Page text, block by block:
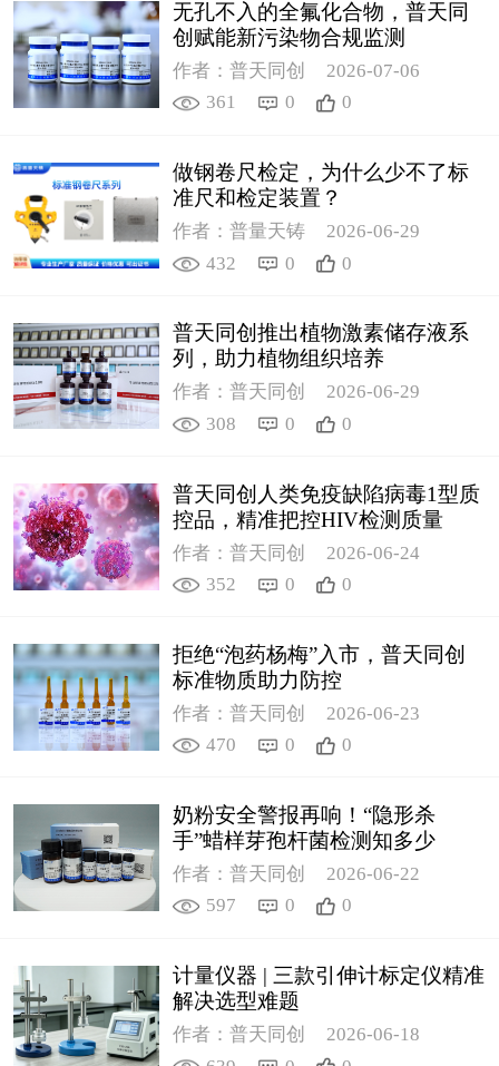
无孔不入的全氟化合物，普天同
创赋能新污染物合规监测
作者：普天同创
2026-07-06
361
0 0
做钢卷尺检定，为什么少不了标
准尺和检定装置？
作者：普量天铸
2026-06-29
432
0 0
普天同创推出植物激素储存液系
列，助力植物组织培养
作者：普天同创
2026-06-29
308
0 0
普天同创人类免疫缺陷病毒1型质
控品，精准把控HIV检测质量
作者：普天同创
2026-06-24
352
0 0
拒绝“泡药杨梅”入市，普天同创
标准物质助力防控
作者：普天同创
2026-06-23
470
0 0
奶粉安全警报再响！“隐形杀
手”蜡样芽孢杆菌检测知多少
作者：普天同创
2026-06-22
597
0 0
计量仪器 | 三款引伸计标定仪精准
解决选型难题
作者：普天同创
2026-06-18